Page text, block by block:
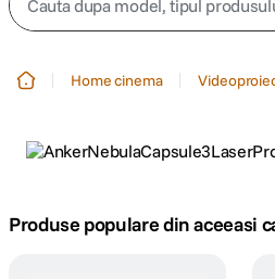
3. trepied telefon
Home cinema
Produse populare din aceeasi